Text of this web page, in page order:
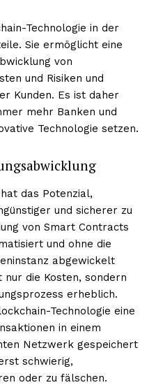
Technologie in der
Sie ermöglicht eine
von
und Risiken und
Kunden. Es ist daher
mehr Banken und
Technologie setzen.
das Potenzial,
und sicherer zu
von Smart Contracts
und ohne die
abgewickelt
die Kosten, sondern
erheblich.
Technologie eine
in einem
Netzwerk gespeichert
schwierig,
oder zu fälschen.